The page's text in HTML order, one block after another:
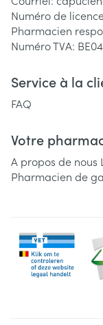
Numéro de
Pharmacien
Numéro TVA:
Service à la
FAQ
Votre
A propos de nous
Pharmacien de